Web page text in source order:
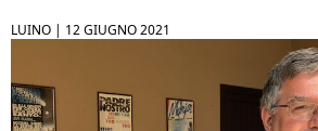
LUINO | 12 GIUGNO 2021